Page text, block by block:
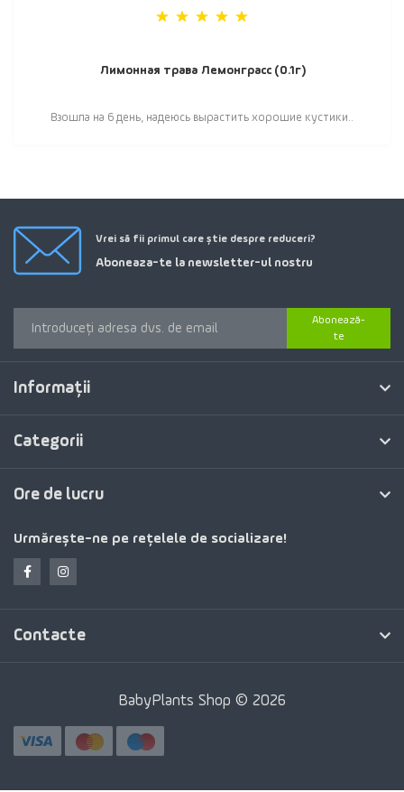
Лимонная трава Лемонграсс (0.1г)
Взошла на 6 день, надеюсь вырастить хорошие кустики..
Vrei să fii primul care știe despre reduceri?
Aboneaza-te la newsletter-ul nostru
Abonează-
te
Informaţii
Categorii
Ore de lucru
Urmărește-ne pe rețelele de socializare!
Contacte
BabyPlants Shop © 2026